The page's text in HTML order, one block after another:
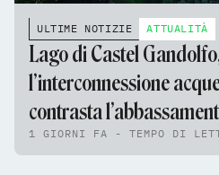
ULTIME NOTIZIE ATTUALITÀ
Lago di Castel
l’interconnessione
contrasta
1 GIORNI FA - TEMPO DI